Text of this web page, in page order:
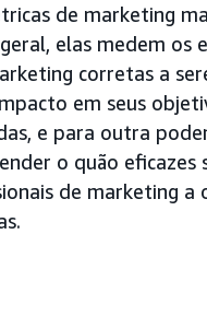
de marketing
elas medem os
corretas a
em seus
e para outra
o quão eficazes
de marketing a